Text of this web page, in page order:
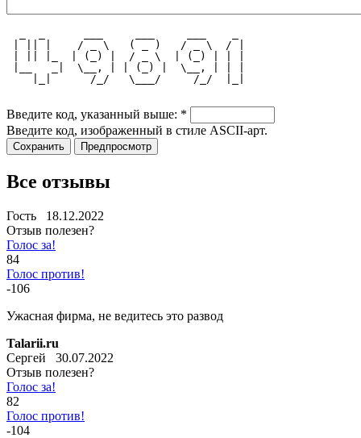
| || |    / _ \   ( _ )   / _ \  / |
| || |_  | (_) |  / _ \  | (_) | | |
|__   _|  \__, | | (_) |  \__, | | |
    |_|      /_/   \___/     /_/  |_|
Введите код, указанный выше: *
Введите код, изображенный в стиле ASCII-арт.
Все отзывы
Гость 18.12.2022
Отзыв полезен?
Голос за!
84
Голос против!
-106
Ужасная фирма, не ведитесь это развод
Talarii.ru
Сергей 30.07.2022
Отзыв полезен?
Голос за!
82
Голос против!
-104